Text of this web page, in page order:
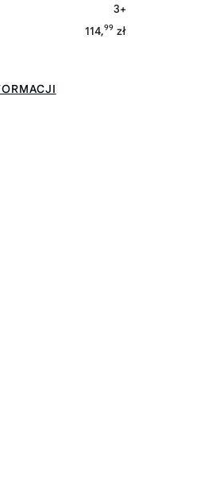
3+
114,99 zł